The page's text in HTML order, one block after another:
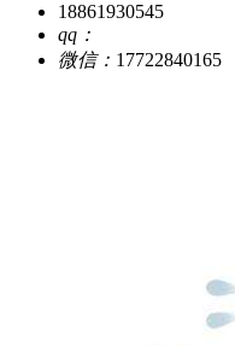
18861930545
qq：
微信： 17722840165